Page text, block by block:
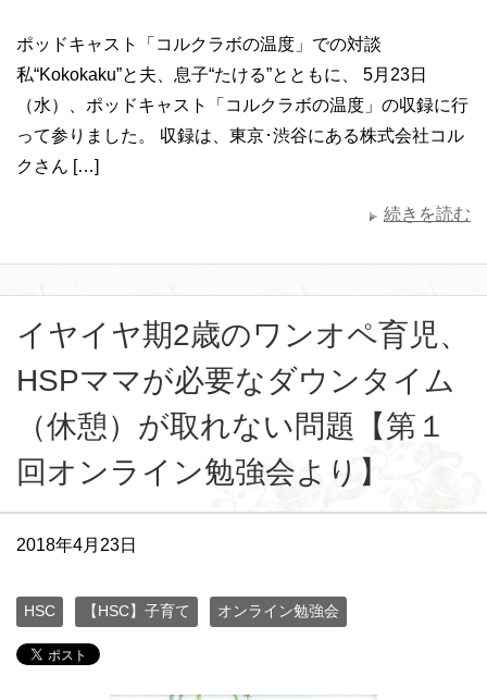
ポッドキャスト「コルクラボの温度」での対談
私“Kokokaku”と夫、息子“たける”とともに、 5月23日
（水）、ポッドキャスト「コルクラボの温度」の収録に行
って参りました。 収録は、東京･渋谷にある株式会社コル
クさん […]
続きを読む
イヤイヤ期2歳のワンオペ育児、
HSPママが必要なダウンタイム
（休憩）が取れない問題【第１
回オンライン勉強会より】
2018年4月23日
HSC 【HSC】子育て オンライン勉強会